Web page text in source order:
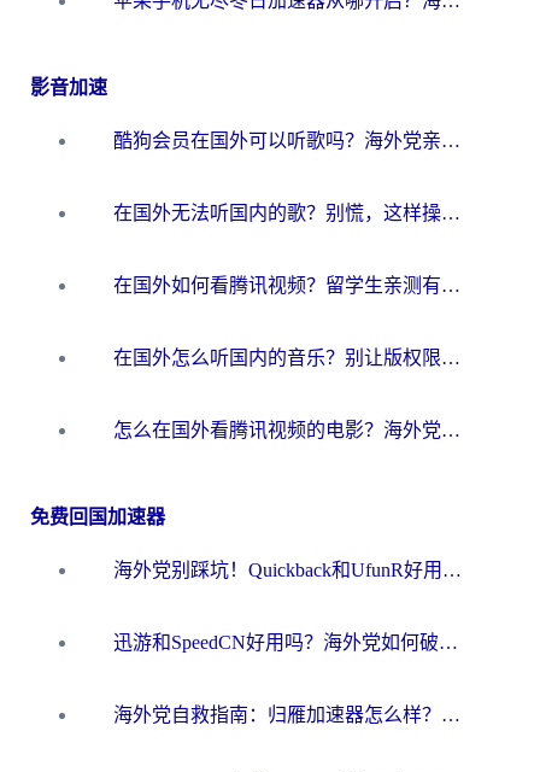
影音加速
酷狗会员在国外可以听歌吗？海外党亲测有效：3步解决音乐权限难题
在国外无法听国内的歌？别慌，这样操作就能畅听QQ音乐（附亲测加速器推荐）
在国外如何看腾讯视频？留学生亲测有效的回国加速方案
在国外怎么听国内的音乐？别让版权限制断了你的华语歌单
怎么在国外看腾讯视频的电影？海外党亲测有效的回国加速指南
免费回国加速器
海外党别踩坑！Quickback和UfunR好用吗？选对回国加速器才能无缝刷国内资源
迅游和SpeedCN好用吗？海外党如何破解那道看不见的墙
海外党自救指南：归雁加速器怎么样？教你避开坑实现国内资源无缝访问